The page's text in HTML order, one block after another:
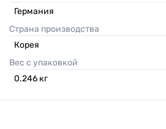
Германия
Страна производства
Корея
Вес с упаковкой
0.246 кг